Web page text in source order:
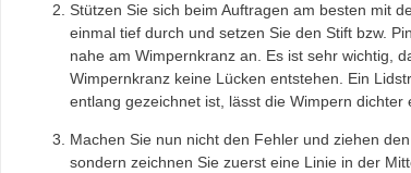
Stützen Sie sich beim Auftragen am besten mit
einmal tief durch und setzen Sie den Stift bzw.
nahe am Wimpernkranz an. Es ist sehr wichtig,
Wimpernkranz keine Lücken entstehen. Ein
entlang gezeichnet ist, lässt die Wimpern dichter
Machen Sie nun nicht den Fehler und ziehen
sondern zeichnen Sie zuerst eine Linie in der